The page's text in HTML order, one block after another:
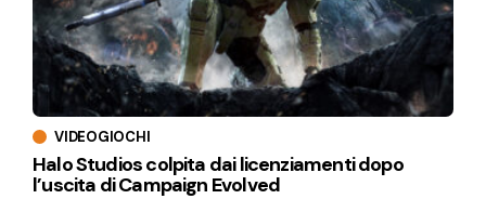
VIDEOGIOCHI
Halo Studios colpita dai licenziamenti dopo
l’uscita di Campaign Evolved